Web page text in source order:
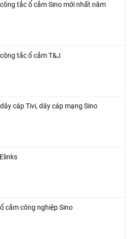
tắc ổ cắm Sino mới nhất năm
tắc ổ cắm T&J
cáp Tivi, dây cáp mạng Sino
cắm công nghiệp Sino